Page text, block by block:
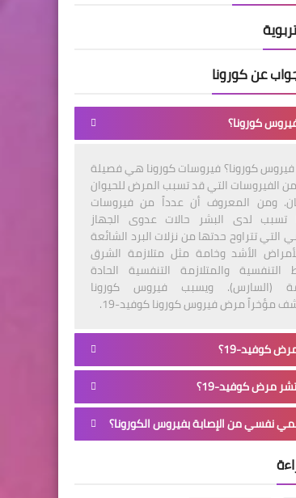
عن كورونا
كورونا؟
كورونا؟ فيروسات كورونا هي فصيلة
الفيروسات التي قد تسبب المرض للحيوان
ومن المعروف أن عدداً من فيروسات
تسبب لدى البشر حالات عدوى الجهاز
التي تتراوح حدتها من نزلات البرد الشائعة
الأشد وخامة مثل متلازمة الشرق
التنفسية والمتلازمة التنفسية الحادة
(السارس). ويسبب فيروس كورونا
مؤخراً مرض فيروس كورونا كوفيد-19.
كوفيد-19؟
مرض كوفيد-19؟
نفسي من الإصابة بفيروس الكورونا؟